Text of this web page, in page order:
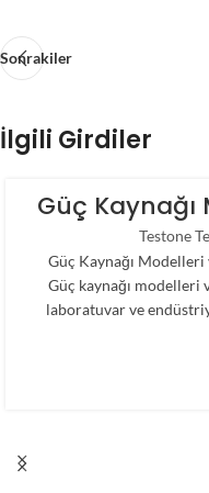
Sonrakiler
İlgili Girdiler
Güç Kaynağı
Testone
Güç Kaynağı Modelleri
Güç kaynağı modelleri
laboratuvar ve